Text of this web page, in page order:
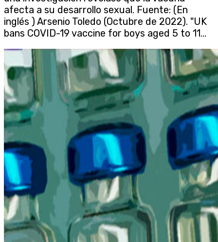
afecta a su desarrollo sexual. Fuente: (En
inglés ) Arsenio Toledo (Octubre de 2022). "UK
bans COVID-19 vaccine for boys aged 5 to 11...